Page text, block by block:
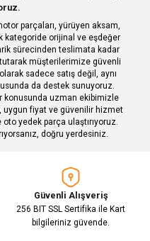
parçaları, yürüyen aksam,
kategoride orijinal ve eşdeğer
sürecinden teslimata kadar
müşterilerimize güvenli
sadece satış değil, aynı
da destek sunuyoruz.
konusunda uzman ekibimizle
uygun fiyat ve güvenilir hizmet
oto yedek parça ulaştırıyoruz.
doğru yerdesiniz.
Güvenli Alışveriş
256 BIT SSL Sertifika ile Kart
bilgileriniz güvende.